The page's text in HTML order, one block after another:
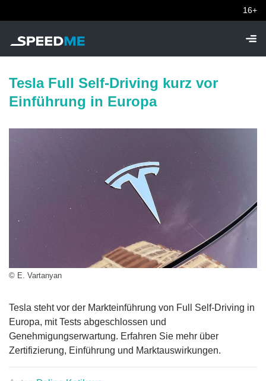
16+
Tesla Full Self-Driving kurz vor
Einführung in Europa
© E. Vartanyan
Tesla steht vor der Markteinführung von Full Self-Driving in
Europa, mit Tests abgeschlossen und
Genehmigungserwartung. Erfahren Sie mehr über
Zertifizierung, Einführung und Marktauswirkungen.